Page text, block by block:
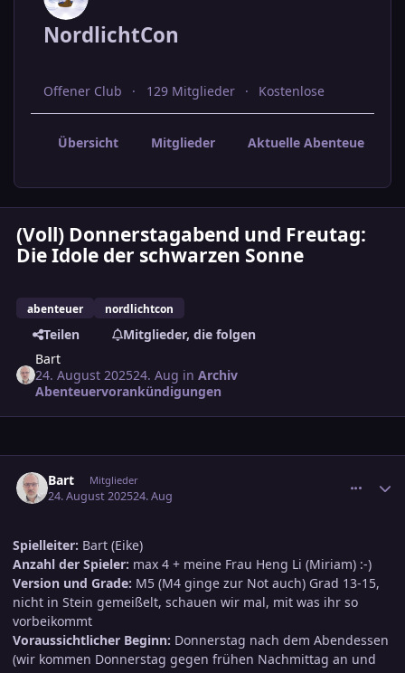
NordlichtCon
Offener Club 129 Mitglieder Kostenlose
Übersicht Mitglieder Aktuelle
(Voll) Donnerstagabend und Freutag:
Die Idole der schwarzen Sonne
abenteuer nordlichtcon
Teilen
Mitglieder, die folgen
Bart
24. August 202524. Aug inArchiv
Abenteuervorankündigungen
Bart Mitglieder
24. August 202524. Aug
Spielleiter: Bart (Eike)
Anzahl der Spieler: max 4 + meine Frau Heng Li (Miriam) :-)
Version und Grade: M5 (M4 ginge zur Not auch) Grad 13-15,
nicht in Stein gemeißelt, schauen wir mal, mit was ihr so
vorbeikommt
Voraussichtlicher Beginn: Donnerstag nach dem Abendessen
(wir kommen Donnerstag gegen frühen Nachmittag an und